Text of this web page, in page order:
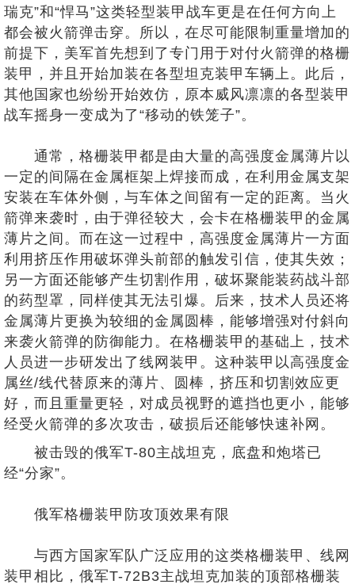
瑞克”和“悍马”这类轻型装甲战车更是在任何方向上
都会被火箭弹击穿。所以，在尽可能限制重量增加的
前提下，美军首先想到了专门用于对付火箭弹的格栅
装甲，并且开始加装在各型坦克装甲车辆上。此后，
其他国家也纷纷开始效仿，原本威风凛凛的各型装甲
战车摇身一变成为了“移动的铁笼子”。
通常，格栅装甲都是由大量的高强度金属薄片以
一定的间隔在金属框架上焊接而成，在利用金属支架
安装在车体外侧，与车体之间留有一定的距离。当火
箭弹来袭时，由于弹径较大，会卡在格栅装甲的金属
薄片之间。而在这一过程中，高强度金属薄片一方面
利用挤压作用破坏弹头前部的触发引信，使其失效；
另一方面还能够产生切割作用，破坏聚能装药战斗部
的药型罩，同样使其无法引爆。后来，技术人员还将
金属薄片更换为较细的金属圆棒，能够增强对付斜向
来袭火箭弹的防御能力。在格栅装甲的基础上，技术
人员进一步研发出了线网装甲。这种装甲以高强度金
属丝/线代替原来的薄片、圆棒，挤压和切割效应更
好，而且重量更轻，对成员视野的遮挡也更小，能够
经受火箭弹的多次攻击，破损后还能够快速补网。
被击毁的俄军T-80主战坦克，底盘和炮塔已
经“分家”。
俄军格栅装甲防攻顶效果有限
与西方国家军队广泛应用的这类格栅装甲、线网
装甲相比，俄军T-72B3主战坦克加装的顶部格栅装